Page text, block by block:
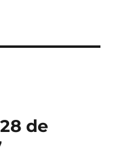
de